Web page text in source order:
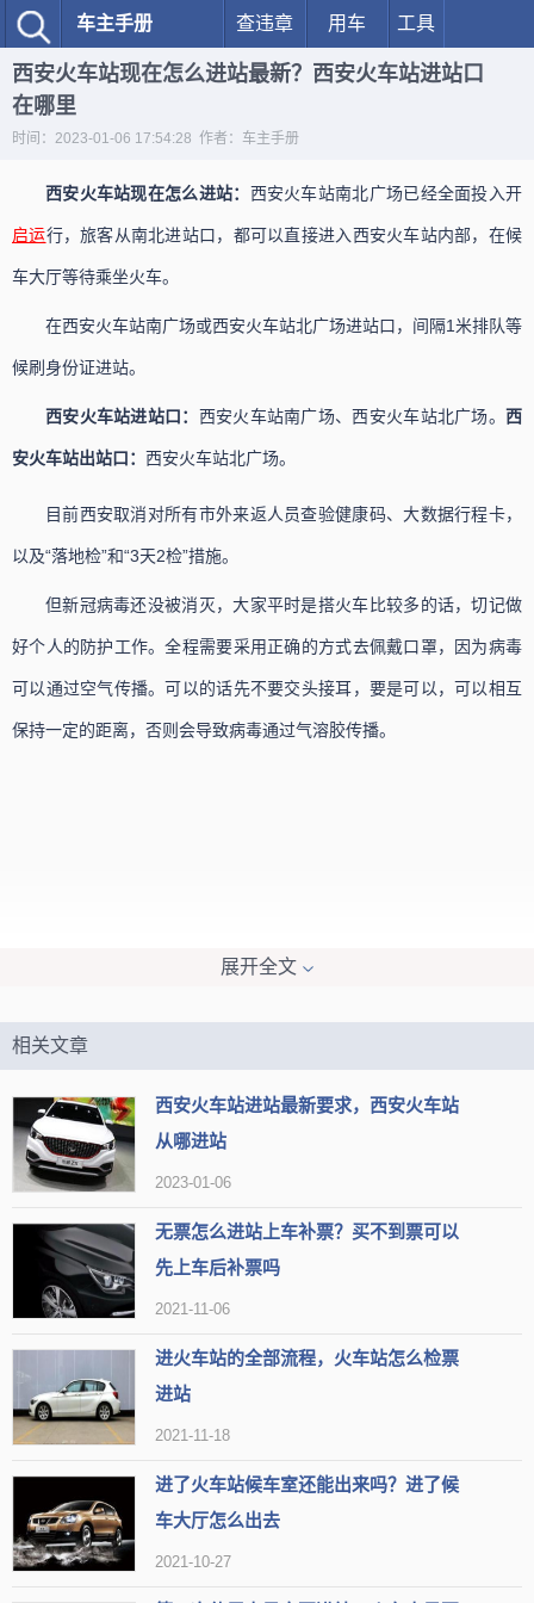
车主手册 查违章 用车 工具
西安火车站现在怎么进站最新？西安火车站进站口
在哪里
时间：2023-01-06 17:54:28 作者：车主手册
西安火车站现在怎么进站： 西安火车站南北广场已经全面投入开
启运行，旅客从南北进站口，都可以直接进入西安火车站内部，在候
车大厅等待乘坐火车。
在西安火车站南广场或西安火车站北广场进站口，间隔1米排队等
候刷身份证进站。
西安火车站进站口： 西安火车站南广场、西安火车站北广场。西
安火车站出站口： 西安火车站北广场。
目前西安取消对所有市外来返人员查验健康码、大数据行程卡，
以及“落地检”和“3天2检”措施。
但新冠病毒还没被消灭，大家平时是搭火车比较多的话，切记做
好个人的防护工作。全程需要采用正确的方式去佩戴口罩，因为病毒
可以通过空气传播。可以的话先不要交头接耳，要是可以，可以相互
保持一定的距离，否则会导致病毒通过气溶胶传播。
展开全文
相关文章
西安火车站进站最新要求，西安火车站
从哪进站
2023-01-06
无票怎么进站上车补票？买不到票可以
先上车后补票吗
2021-11-06
进火车站的全部流程，火车站怎么检票
进站
2021-11-18
进了火车站候车室还能出来吗？进了候
车大厅怎么出去
2021-10-27